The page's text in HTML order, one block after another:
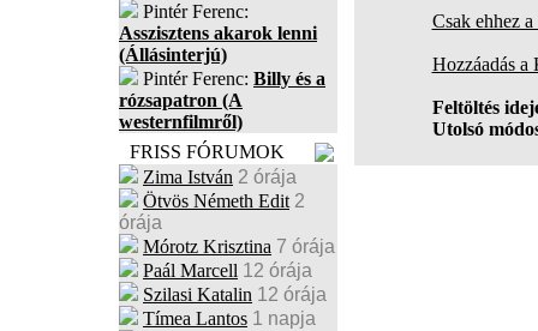
Pintér Ferenc:
Asszisztens akarok lenni
(Állásinterjú)
Pintér Ferenc: Billy és a
rózsapatron (A
westernfilmről)
FRISS FÓRUMOK
Zima István 2 órája
Ötvös Németh Edit 2
órája
Mórotz Krisztina 7 órája
Paál Marcell 12 órája
Szilasi Katalin 12 órája
Tímea Lantos 1 napja
Csak ehhez
Hozzáadás
Feltöltés
Utolsó